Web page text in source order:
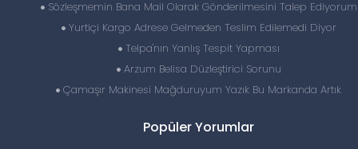
Sözleşmemin Bana Mail Olarak Gönderilmesini Talep Ediyorum
Yurtiçi Kargo Adrese Gelmeden Teslim Edilemedi Diyor
Telpa'nın Yanlış Tespit Yapması
Arzum Belisa Düzleştirici Sorunu
Çamaşır Makinesi Mağduruyum Yazık Bu Markanda Artık
Popüler Yorumlar